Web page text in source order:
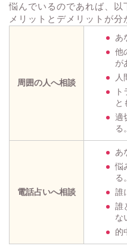
悩んでいるのであれば、以
メリットとデメリットが分
周囲の人へ相談
あ
他
が
人
と
適
る。
電話占いへ相談
あ
悩
る。
誰
誰
な
的